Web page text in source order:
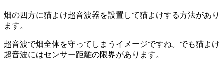
畑の四方に猫よけ超音波器を設置して猫よけする方法があり
ます。
超音波で畑全体を守ってしまうイメージですね。でも猫よけ
超音波にはセンサー距離の限界があります。